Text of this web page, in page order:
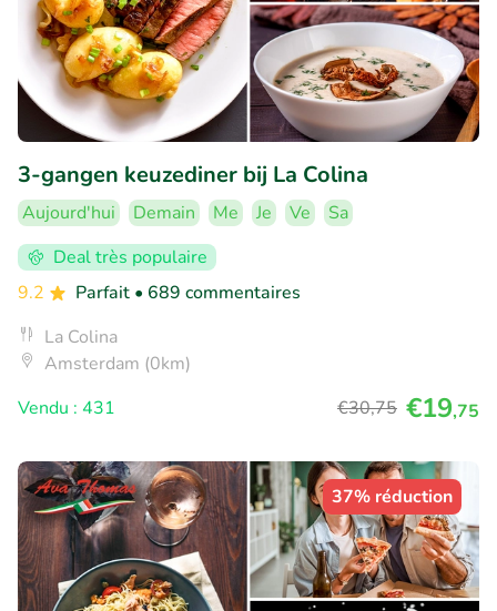
3-gangen keuzediner bij La Colina
Aujourd'hui Demain Me Je Ve
Sa
Deal très populaire
9.2
Parfait • 689 commentaires
La Colina
Amsterdam (0km)
Vendu : 431
€30,75 €19,75
37% réduction